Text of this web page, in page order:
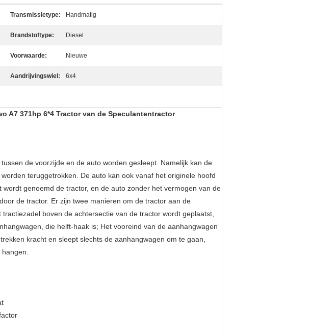
Transmissietype: Handmatig
Brandstoftype: Diesel
Voorwaarde: Nieuwe
Aandrijvingswiel: 6x4
A7 371hp 6*4 Tractor van de Speculantentractor
de voorzijde en de auto worden gesleept. Namelijk kan de
teruggetrokken. De auto kan ook vanaf het originele hoofd
genoemd de tractor, en de auto zonder het vermogen van de
de tractor. Er zijn twee manieren om de tractor aan de
boven de achtersectie van de tractor wordt geplaatst,
die helft-haak is; Het vooreind van de aanhangwagen
kracht en sleept slechts de aanhangwagen om te gaan,
hangen